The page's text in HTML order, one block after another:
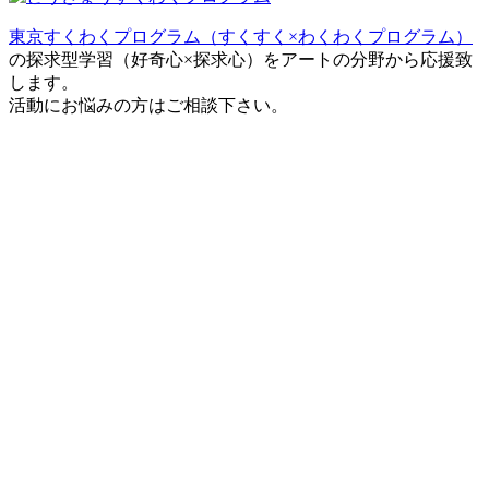
東京すくわくプログラム（すくすく×わくわくプログラム）
の探求型学習（好奇心×探求心）をアートの分野から応援致
します。
活動にお悩みの方はご相談下さい。